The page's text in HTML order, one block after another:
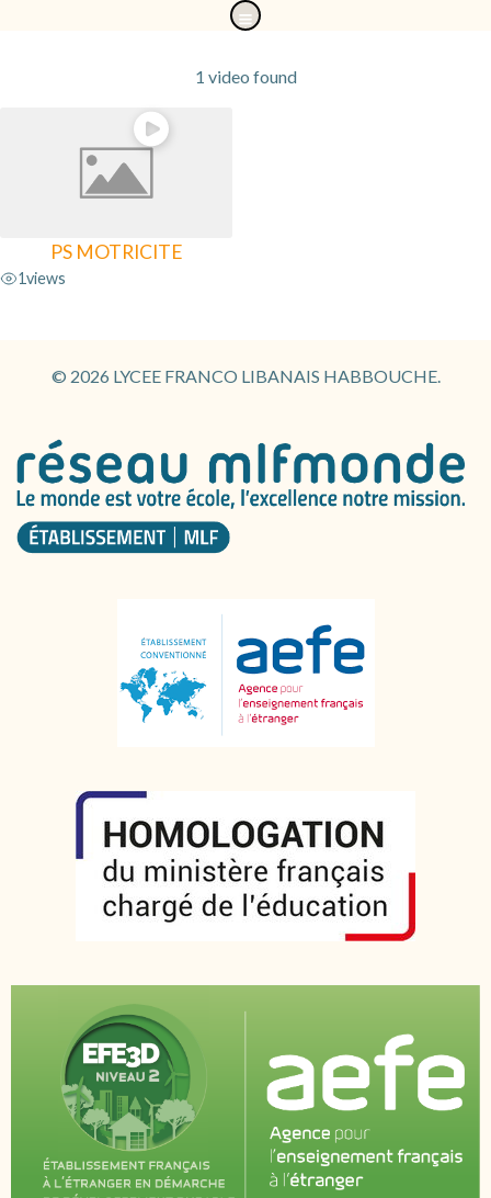
Aller
au
1 video found
PS MOTRICITE
1views
© 2026 LYCEE FRANCO LIBANAIS HABBOUCHE.